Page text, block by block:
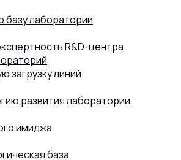
8 (800) 302-77-51
базу лаборатории
R&D-центра
загрузку линий
развития лаборатории
имиджа
база